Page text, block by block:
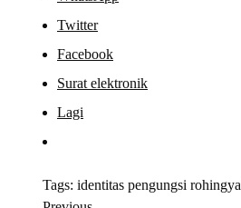
Twitter
Facebook
Surat elektronik
Lagi
Tags: identitas pengungsi rohingya